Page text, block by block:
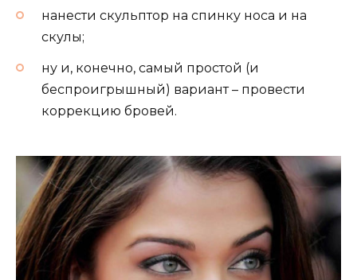
нанести скульптор на спинку носа и на
скулы;
ну и, конечно, самый простой (и
беспроигрышный) вариант – провести
коррекцию бровей.